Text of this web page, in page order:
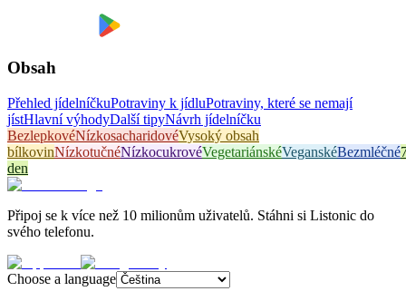
Obsah
Přehled jídelníčkuPotraviny k jídluPotraviny, které se nemají
jístHlavní výhodyDalší tipyNávrh jídelníčku
BezlepkovéNízkosacharidovéVysoký obsah
bílkovinNízkotučnéNízkocukrovéVegetariánskéVeganskéBezmléčné
den
Připoj se k více než 10 milionům uživatelů. Stáhni si Listonic do
svého telefonu.
Choose a language